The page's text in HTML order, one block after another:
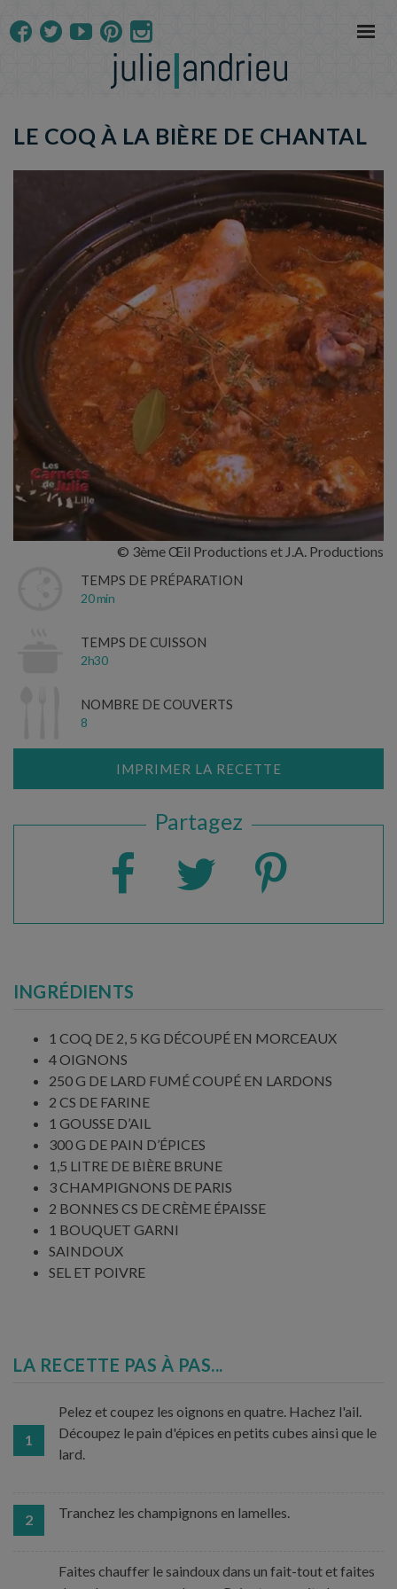
LE COQ À LA BIÈRE DE CHANTAL
© 3ème Œil Productions et J.A. Productions
TEMPS DE PRÉPARATION
20 min
TEMPS DE CUISSON
2h30
NOMBRE DE COUVERTS
8
IMPRIMER LA RECETTE
Partagez
INGRÉDIENTS
1 COQ DE 2, 5 KG DÉCOUPÉ EN MORCEAUX
4 OIGNONS
250 G DE LARD FUMÉ COUPÉ EN LARDONS
2 CS DE FARINE
1 GOUSSE D’AIL
300 G DE PAIN D’ÉPICES
1,5 LITRE DE BIÈRE BRUNE
3 CHAMPIGNONS DE PARIS
2 BONNES CS DE CRÈME ÉPAISSE
1 BOUQUET GARNI
SAINDOUX
SEL ET POIVRE
LA RECETTE PAS À PAS...
1
Pelez et coupez les oignons en quatre. Hachez l'ail.
Découpez le pain d'épices en petits cubes ainsi que le
lard.
2 Tranchez les champignons en lamelles.
Faites chauffer le saindoux dans un fait-tout et faites